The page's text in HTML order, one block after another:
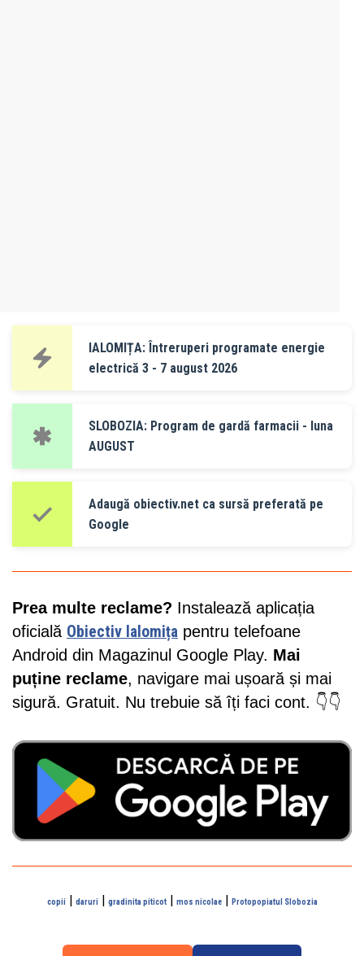
IALOMIȚA: Întreruperi programate energie
electrică 3 - 7 august 2026
SLOBOZIA: Program de gardă farmacii - luna
AUGUST
Adaugă obiectiv.net ca sursă preferată pe
Google
Prea multe reclame? Instalează aplicația
oficială Obiectiv Ialomița pentru telefoane
Android din Magazinul Google Play. Mai
puține reclame, navigare mai ușoară și mai
sigură. Gratuit. Nu trebuie să îți faci cont. 👇👇
copii | daruri | gradinita piticot| mos nicolae| Protopopiatul Slobozia